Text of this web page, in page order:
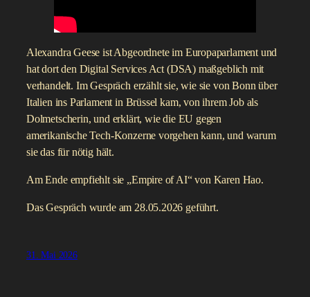
Alexandra Geese ist Abgeordnete im Europaparlament und
hat dort den Digital Services Act (DSA) maßgeblich mit
verhandelt. Im Gespräch erzählt sie, wie sie von Bonn über
Italien ins Parlament in Brüssel kam, von ihrem Job als
Dolmetscherin, und erklärt, wie die EU gegen
amerikanische Tech-Konzerne vorgehen kann, und warum
sie das für nötig hält.
Am Ende empfiehlt sie „Empire of AI“ von Karen Hao.
Das Gespräch wurde am 28.05.2026 geführt.
31. Mai 2026